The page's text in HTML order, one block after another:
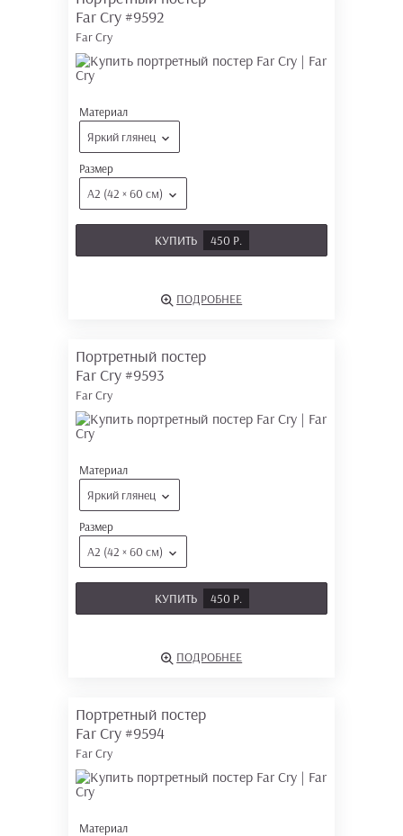
Far Cry #9592
Far Cry
Материал
Яркий глянец
Размер
А2 (42 × 60 см)
КУПИТЬ 450 Р.
ПОДРОБНЕЕ
Портретный постер
Far Cry #9593
Far Cry
Материал
Яркий глянец
Размер
А2 (42 × 60 см)
КУПИТЬ 450 Р.
ПОДРОБНЕЕ
Портретный постер
Far Cry #9594
Far Cry
Материал